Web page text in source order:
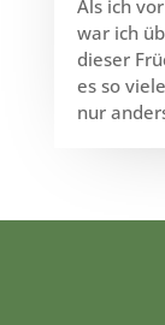
Als ich
war ich
dieser
es so
nur